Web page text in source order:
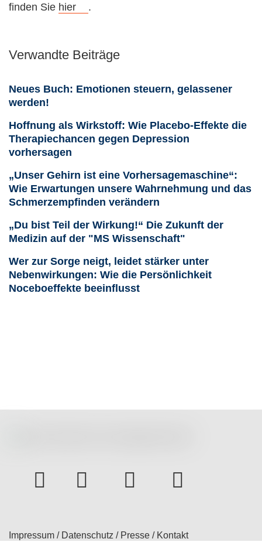
finden Sie hier .
Verwandte Beiträge
Neues Buch: Emotionen steuern, gelassener
werden!
Hoffnung als Wirkstoff: Wie Placebo-Effekte die
Therapiechancen gegen Depression
vorhersagen
„Unser Gehirn ist eine Vorhersagemaschine“:
Wie Erwartungen unsere Wahrnehmung und das
Schmerzempfinden verändern
„Du bist Teil der Wirkung!“ Die Zukunft der
Medizin auf der "MS Wissenschaft"
Wer zur Sorge neigt, leidet stärker unter
Nebenwirkungen: Wie die Persönlichkeit
Noceboeffekte beeinflusst
Impressum / Datenschutz / Presse / Kontakt
instagramFacebook